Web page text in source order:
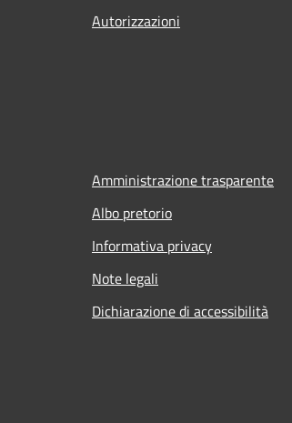
Autorizzazioni
Amministrazione trasparente
Albo pretorio
Informativa privacy
Note legali
Dichiarazione di accessibilità